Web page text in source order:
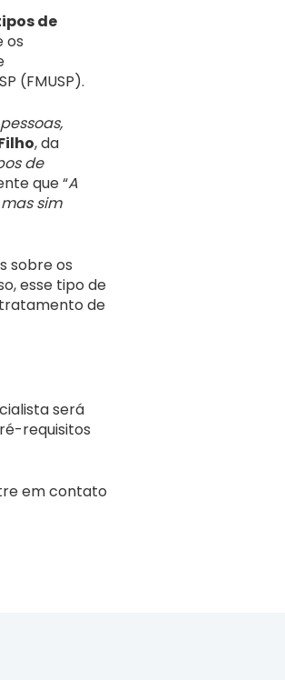
de
os
(FMUSP).
, da
de
que “A
sim
sobre os
esse tipo de
de
será
requisitos
em contato